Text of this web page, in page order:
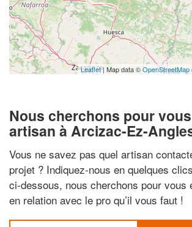
Leaflet| Map data ©
Nous cherchons pour
artisan à Arcizac-Ez-
Vous ne savez pas quel artisan
projet ? Indiquez-nous en quelques
ci-dessous, nous cherchons pour vous
en relation avec le pro qu’il vous faut !